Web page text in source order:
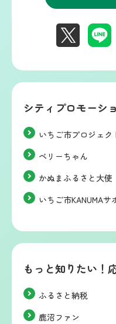
シティプロモーシ
いちご市プロジェク
ベリーちゃん
かぬまふるさと大使
いちご市KANUMAサ
もっと知りたい！
ふるさと納税
鹿沼ファン